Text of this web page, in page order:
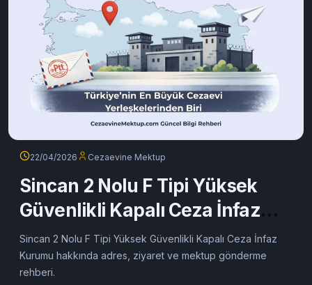
22/04/2026 Cezaevine Mektup
Sincan 2 Nolu F Tipi Yüksek
Güvenlikli Kapalı Ceza İnfaz
Kurumu
Sincan 2 Nolu F Tipi Yüksek Güvenlikli Kapalı Ceza İnfaz
Kurumu hakkında adres, ziyaret ve mektup gönderme
rehberi.